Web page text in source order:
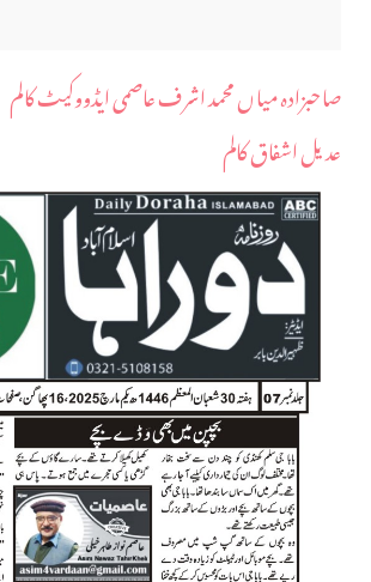
صاحبزادہ میاں محمد اشرف عاصمی ایڈووکیٹ کالم
عدیل اشفاق کالم